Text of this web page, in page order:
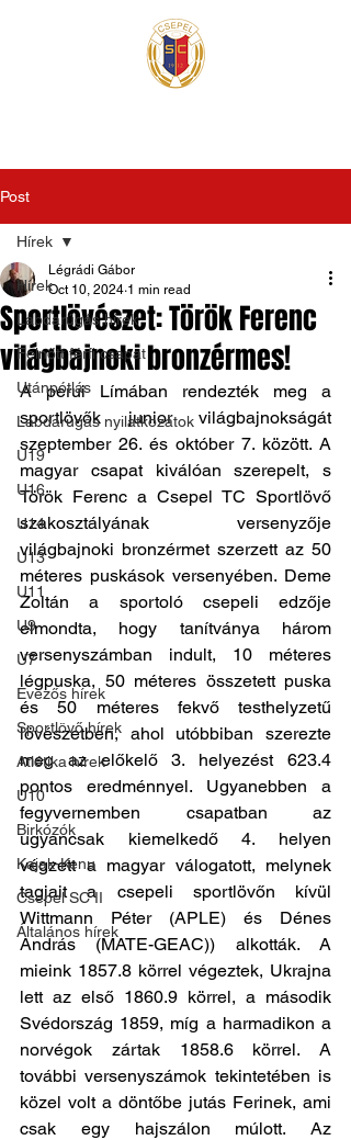
Post
Hírek
Labdarúgás hírek
Felnőtt férfi csapat
Utánpótlás
Labdarúgás nyilatkozatok
U19
U16
U14
U13
U11
U9
U7
Evezős hírek
Sportlövő hírek
Atlétika hírek
U10
Birkózók
Kajak-Kenu
Csepel SC II
Általános hírek
Hírek
Sportlövészet: Török Ferenc
világbajnoki bronzérmes!
Légrádi Gábor
Oct 10, 2024 1 min read
A perui Límában rendezték meg a
sportlövők junior világbajnokságát
szeptember 26. és október 7. között. A
magyar csapat kiválóan szerepelt, s
Török Ferenc a Csepel TC Sportlövő
szakosztályának versenyzője
világbajnoki bronzérmet szerzett az 50
méteres puskások versenyében. Deme
Zoltán a sportoló csepeli edzője
elmondta, hogy tanítványa három
versenyszámban indult, 10 méteres
légpuska, 50 méteres összetett puska
és 50 méteres fekvő testhelyzetű
lövészetben, ahol utóbbiban szerezte
meg az előkelő 3. helyezést 623.4
pontos eredménnyel. Ugyanebben a
fegyvernemben csapatban az
ugyancsak kiemelkedő 4. helyen
végzett a magyar válogatott, melynek
tagjait a csepeli sportlövőn kívül
Wittmann Péter (APLE) és Dénes
András (MATE-GEAC)) alkották. A
mieink 1857.8 körrel végeztek, Ukrajna
lett az első 1860.9 körrel, a második
Svédország 1859, míg a harmadikon a
norvégok zártak 1858.6 körrel. A
további versenyszámok tekintetében is
közel volt a döntőbe jutás Ferinek, ami
csak egy hajszálon múlott. Az